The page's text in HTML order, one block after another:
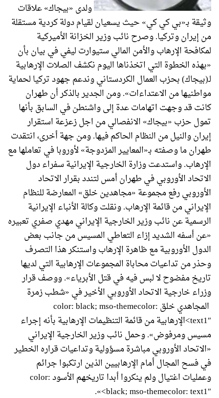
ولدى «بيجاك» علاقات
وثيقة بـ«بي كي كي» حيث يسعيان لقيام دولة كردية مستقلة
من إيران وتركيا. وصرح نائب وزير الخزانة الأميركية
لمكافحة الإرهاب والأمن المالي ستيوارت ليفي في بيان بأن
«بهذه الخطوة التي اتخذناها اليوم نكشف الصلات الإرهابية
لـ(بيجاك) بحزب العمال الكردستاني وندعم جهود تركيا لحماية
مواطنيها من الاعتداءات». ومن الجدير بالذكر أن طهران
كانت قد وجهت اتهامات عدة إلى واشنطن في السابق بأنها
تمول حزب «بيجاك» الانفصالي من اجل زعزعة استقرار
إيران والنيل من النظام الحاكم فيها. ومن جهة أخرى، انتقدت
طهران ما وصفته بـ«المعايير المزدوجة» لأوروبا في تعاملها مع
الإرهاب. واستدعت وزارة الخارجية الإيرانية سفراء دول
الاتحاد الأوروبي في طهران أمس لتندد بقرار الاتحاد
الأوروبي رفع مجموعة «مجاهدين خلق» المعارضة للنظام
الإيراني من قائمة الإرهاب. ونقلت وكالة الأنباء الإيرانية
الرسمية عن نائب وزير الخارجية الإيراني مهدي صفري تعبيره
«عن أسفه الشديد إزاء التعاطي المسيس من جانب بعض
الدول الأوروبية مع ظاهرة الإرهاب واستنكر هذا التصرف
وحذر من تداعيات محاباة المجموعات الإرهابية التي لديها
تاريخ مفضوح لا لبس فيه في قتل الأبرياء». ووصف قرار
وزراء خارجية الاتحاد الأوروبي الأخير في «شطب زمرة
المجاهدي خلقcolor: black; mso-themecolor:
text1″>الإرهابية من قائمة التنظيمات الإرهابية بأنه إجراء
مسيس ومرفوض». وحمل نائب وزير الخارجية الإيراني
«الاتحاد الأوروبي مباشرة مسؤولية وتداعيات قراره الخطير
في فسح المجال أمام الإرهابيين الذين ارتكبوا جرائم
وعمليات اغتيال ولم ينكروا أبدا تاريخهم الأسود color:
black; mso-themecolor: text1″>».